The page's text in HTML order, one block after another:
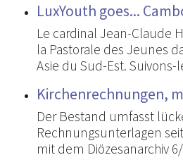
LuxYouth goes...
Le cardinal Jean-Claude
la Pastorale des Jeunes
Asie du Sud-Est. Suivons-
Kirchenrechnungen,
Der Bestand umfasst
Rechnungsunterlagen
mit dem Diözesanarchiv